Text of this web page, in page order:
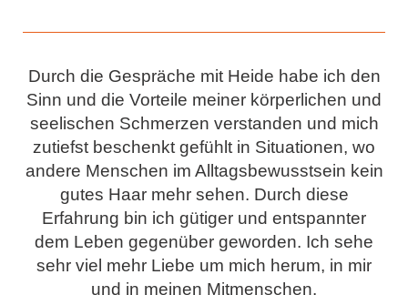
Durch die Gespräche mit Heide habe ich den
Sinn und die Vorteile meiner körperlichen und
seelischen Schmerzen verstanden und mich
zutiefst beschenkt gefühlt in Situationen, wo
andere Menschen im Alltagsbewusstsein kein
gutes Haar mehr sehen. Durch diese
Erfahrung bin ich gütiger und entspannter
dem Leben gegenüber geworden. Ich sehe
sehr viel mehr Liebe um mich herum, in mir
und in meinen Mitmenschen.